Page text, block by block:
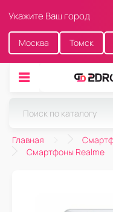
Укажите Ваш город
Москва Томск
Главная
Смартфоны Realme